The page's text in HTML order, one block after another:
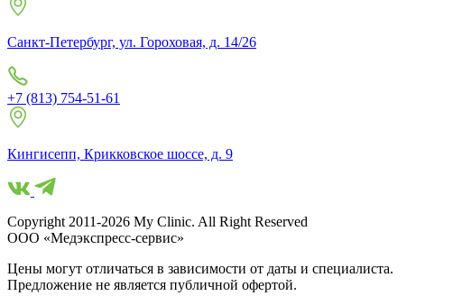
Санкт-Петербург, ул. Гороховая, д. 14/26
+7 (813) 754-51-61
Кингисепп, Крикковское шоссе, д. 9
Copyright 2011-2026 My Clinic. All Right Reserved
ООО «Медэкспресс-сервис»
Цены могут отличаться в зависимости от даты и специалиста.
Предложение не является публичной офертой.